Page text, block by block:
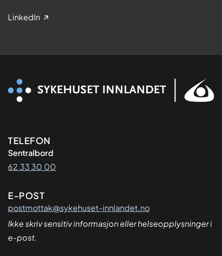
LinkedIn
Kontaktinformasjon
TELEFON
Sentralbord
62 33 30 00
E-POST
postmottak@sykehuset-innlandet.no
Ikke skriv sensitiv informasjon eller helseopplysninger i
e-post.